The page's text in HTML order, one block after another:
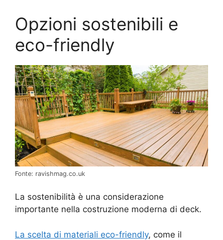
Opzioni sostenibili e
eco-friendly
Fonte: ravishmag.co.uk
La sostenibilità è una considerazione
importante nella costruzione moderna di deck.
La scelta di materiali eco-friendly, come il